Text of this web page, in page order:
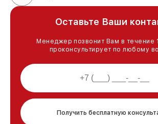
Оставьте Ваши
Менеджер позвонит Вам в течение
проконсультирует по любому
Получить бесплатную